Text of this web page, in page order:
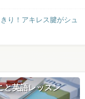
り！アキレス腱がシュ
と英語レッスン